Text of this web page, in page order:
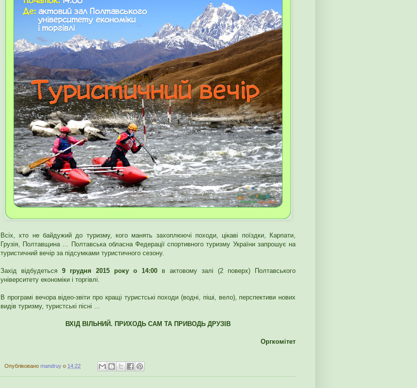
Всіх, хто не байдужий до туризму, кого манять захоплюючі походи, цікаві поїздки, Карпати,
Грузія, Полтавщина ... Полтавська обласна Федерації спортивного туризму України запрошує на
туристичний вечір за підсумками туристичного сезону.
Захід відбудеться 9 грудня 2015 року о 14:00 в актовому залі (2 поверх) Полтавського
університету економіки і торгівлі.
В програмі вечора відео-звіти про кращі туристські походи (водні, піші, вело), перспективи нових
видів туризму, туристські пісні …
ВХІД ВІЛЬНИЙ. ПРИХОДЬ САМ ТА ПРИВОДЬ ДРУЗІВ
Оргкомітет
Опубліковано mandruy о 14:22